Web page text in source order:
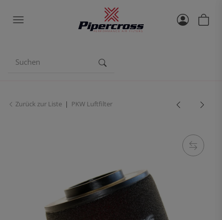
Zurück zur Liste PKW Luftfilter